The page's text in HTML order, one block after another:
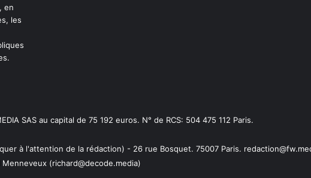
en
les
SAS au capital de 75 192 euros. N° de RCS: 504 475 112 Paris.
à l'attention de la rédaction) - 26 rue Bosquet. 75007 Paris.
Menneveux (richard@decode.media)